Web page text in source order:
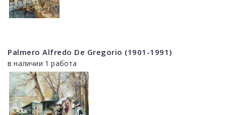
Palmero Alfredo De Gregorio (1901-1991)
в наличии 1 работа